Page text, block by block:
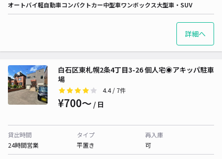
オートバイ軽自動車コンパクトカー中型車ワンボックス大型車・SUV
詳細へ
白石区東札幌2条4丁目3-26 個人宅◉アキッパ駐車
場
4.4/ 7件
¥700〜 / 日
貸出時間
24時間営業
タイプ
平置き
再入庫
可